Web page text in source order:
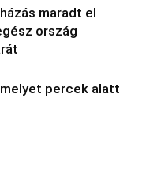
maradt el
ország
percek alatt